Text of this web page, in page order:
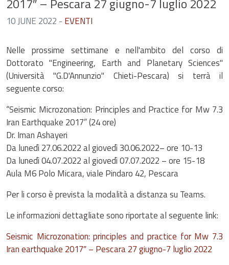
10 JUNE 2022 - EVENTI
Nelle prossime settimane e nell'ambito del corso di
Dottorato "Engineering, Earth and Planetary Sciences"
(Università "G.D'Annunzio" Chieti-Pescara) si terrà il
seguente corso:
“Seismic Microzonation: Principles and Practice for Mw 7.3
Iran Earthquake 2017” (24 ore)
Dr. Iman Ashayeri
Da lunedì 27.06.2022 al giovedì 30.06.2022– ore 10-13
Da lunedì 04.07.2022 al giovedì 07.07.2022 – ore 15-18
Aula M6 Polo Micara, viale Pindaro 42, Pescara
Per li corso è prevista la modalità a distanza su Teams.
Le informazioni dettagliate sono riportate al seguente link:
Seismic Microzonation: principles and practice for Mw 7.3
Iran earthquake 2017″ – Pescara 27 giugno-7 luglio 2022